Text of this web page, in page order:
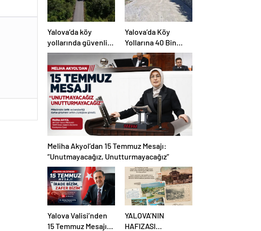
Yalova’da köy
yollarında güvenlik
hamlesi: 19
kilometrelik çalışma
hedefi
Yalova’da Köy
Yollarına 40 Bin
Metrekare Parke
Yatırımı
Meliha Akyol’dan 15 Temmuz Mesajı:
“Unutmayacağız, Unutturmayacağız”
Yalova Valisi’nden
15 Temmuz Mesajı:
YALOVA’NIN
HAFIZASI